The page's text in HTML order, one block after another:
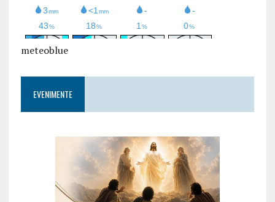
meteoblue
EVENIMENTE